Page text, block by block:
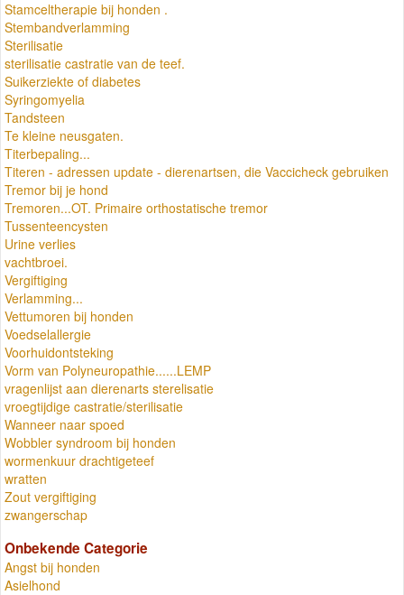
Stamceltherapie bij honden .
Stembandverlamming
Sterilisatie
sterilisatie castratie van de teef.
Suikerziekte of diabetes
Syringomyelia
Tandsteen
Te kleine neusgaten.
Titerbepaling...
Titeren - adressen update - dierenartsen, die Vaccicheck gebruiken
Tremor bij je hond
Tremoren...OT. Primaire orthostatische tremor
Tussenteencysten
Urine verlies
vachtbroei.
Vergiftiging
Verlamming...
Vettumoren bij honden
Voedselallergie
Voorhuidontsteking
Vorm van Polyneuropathie......LEMP
vragenlijst aan dierenarts sterelisatie
vroegtijdige castratie/sterilisatie
Wanneer naar spoed
Wobbler syndroom bij honden
wormenkuur drachtigeteef
wratten
Zout vergiftiging
zwangerschap
Onbekende Categorie
Angst bij honden
Asielhond